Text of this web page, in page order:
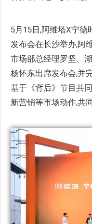
5月15日,阿维塔X宁
发布会在长沙举办,阿
市场部总经理罗坚、
杨怀东出席发布会,并
基于《背后》节目共
新营销等市场动作,共